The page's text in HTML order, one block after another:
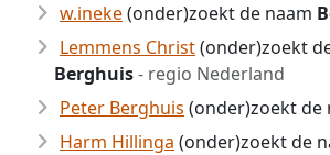
w.ineke(onder)zoekt de naam
Lemmens Christ(onder)zoekt
Berghuis- regio Nederland
Peter Berghuis (onder)zoekt de
Harm Hillinga (onder)zoekt de